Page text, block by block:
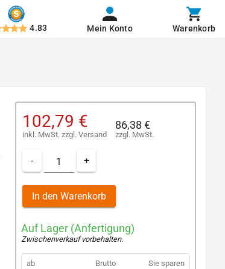
4.83 Mein Konto Warenkorb
102,79 €
inkl. MwSt. zzgl. Versand
86,38 €
zzgl. MwSt.
- +
In den Warenkorb
Auf Lager (Anfertigung)
Zwischenverkauf vorbehalten.
ab Brutto Sie sparen